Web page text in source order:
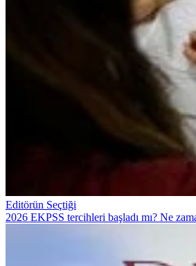
Editörün Seçtiği
2026 EKPSS tercihleri başladı mı? Ne